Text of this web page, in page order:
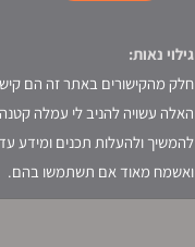
גילוי נאות:
חלק מהקישורים באתר זה הם
האלה עשויה להניב לי עמלה
להמשיך ולהעלות תכנים ומידע
ואשמח מאוד אם תשתמשו בהם.